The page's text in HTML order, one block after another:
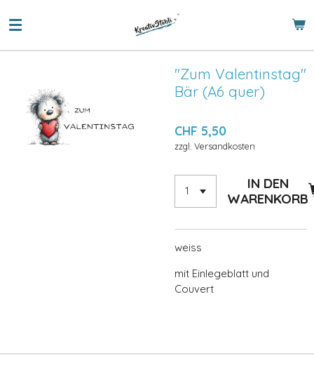
Hauptinhalt
"Zum Valentinstag"
Bär (A6 quer)
CHF 5,50
zzgl. Versandkosten
IN DEN
WARENKORB
weiss
mit Einlegeblatt und
Couvert